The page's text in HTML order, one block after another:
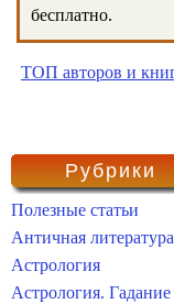
бесплатно.
ТОП авторов и
Рубрики
Полезные статьи
Античная литература
Астрология
Астрология. Гадание